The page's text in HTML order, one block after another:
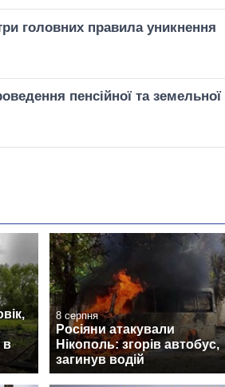
головних правила уникнення
пенсійної та земельної
в
8 серпня
Росіяни атакували
Нікополь: згорів автобус,
загинув водій